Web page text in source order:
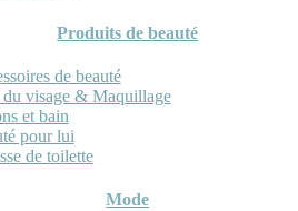
Produits de beauté
de beauté
du visage & Maquillage
et bain
pour lui
de toilette
Mode